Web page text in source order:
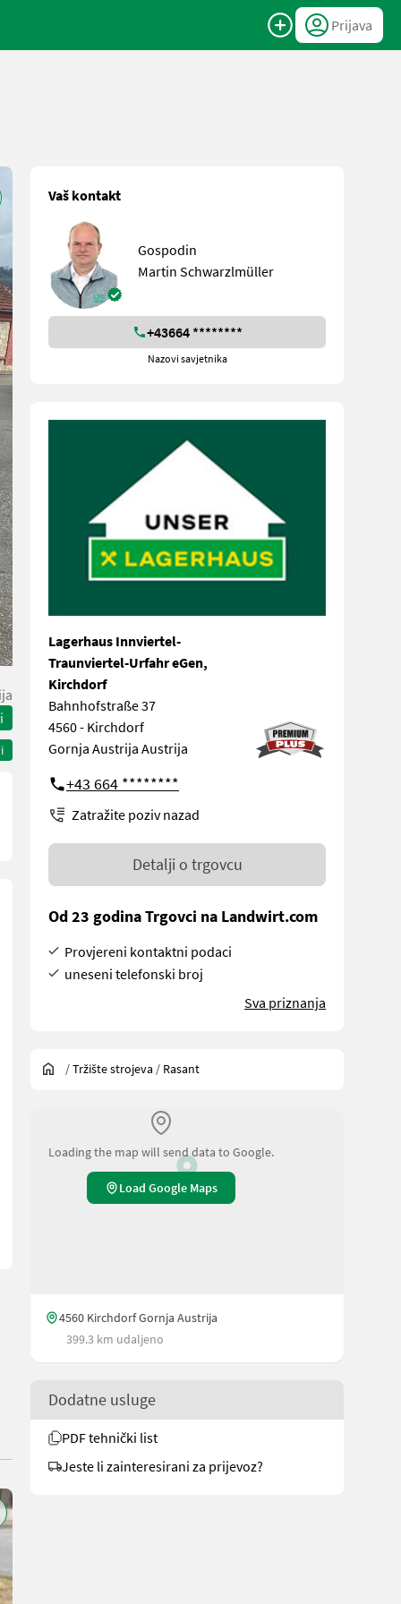
Prijava
Maschinenmerkmale: Getriebe repariert,
Vaš kontakt
Gospodin
Martin Schwarzlmüller
+43664 ********
Nazovi savjetnika
Lagerhaus Innviertel-
Traunviertel-Urfahr eGen,
Kirchdorf
Bahnhofstraße 37
4560 - Kirchdorf
Gornja Austrija Austrija
+43 664 ********
Zatražite poziv nazad
Detalji o trgovcu
Od 23 godina Trgovci na Landwirt.com
Provjereni kontaktni podaci
uneseni telefonski broj
Sva priznanja
/Tržište strojeva / Rasant
Loading the map will send data to Google.
Load Google Maps
4560 Kirchdorf Gornja Austrija
399.3 km udaljeno
Dodatne usluge
PDF tehnički list
Jeste li zainteresirani za prijevoz?